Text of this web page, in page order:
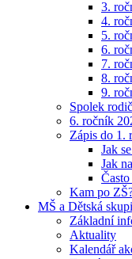
3.
4.
5.
6.
7.
8.
9.
Spolek
6. ročník
Zápis do 1.
Jak
Jak
Kam po
MŠ a Dětská
Základní
Aktuality
Kalendář